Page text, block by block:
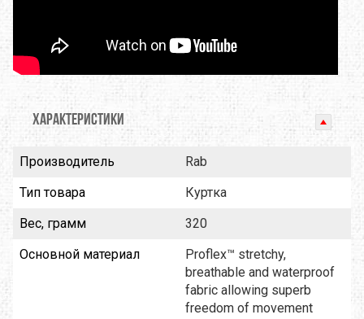
ХАРАКТЕРИСТИКИ
Производитель
Rab
Тип товара
Куртка
Вес, грамм
320
Основной материал
Proflex™ stretchy,
breathable and waterproof
fabric allowing superb
freedom of movement